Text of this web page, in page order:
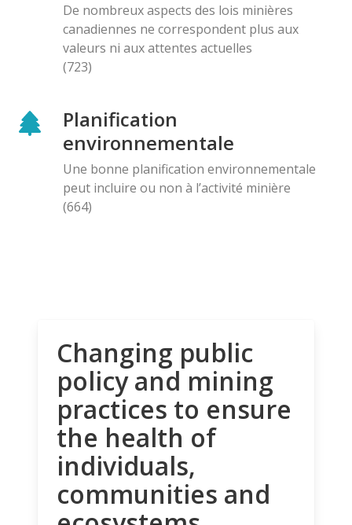
De nombreux aspects des lois minières
canadiennes ne correspondent plus aux
valeurs ni aux attentes actuelles
(723)
Planification
environnementale
Une bonne planification environnementale
peut incluire ou non à l’activité minière
(664)
Changing public
policy and mining
practices to ensure
the health of
individuals,
communities and